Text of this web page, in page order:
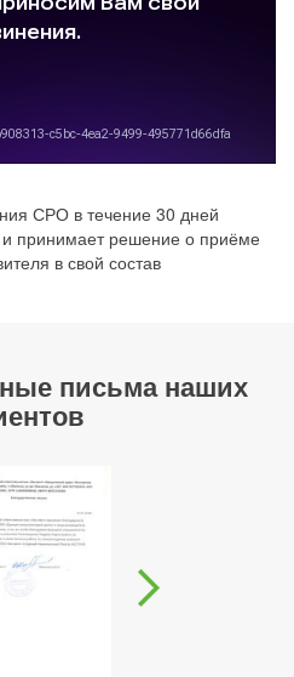
СРО в течение 30 дней
и принимает решение о приёме
в свой состав
письма наших